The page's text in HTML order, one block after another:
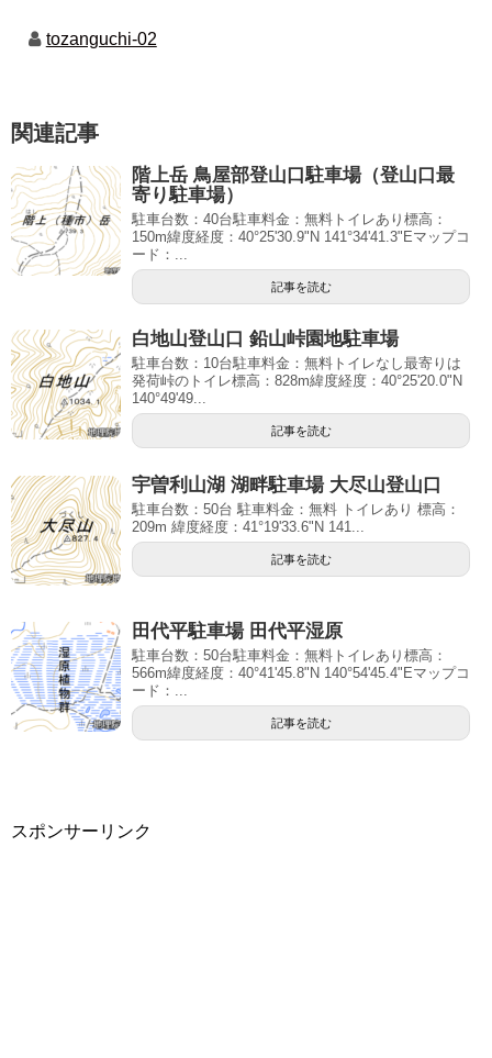
tozanguchi-02
関連記事
階上岳 鳥屋部登山口駐車場（登山口最
寄り駐車場）
駐車台数：40台駐車料金：無料トイレあり標高：
150m緯度経度：40°25'30.9"N 141°34'41.3"Eマップコ
ード：...
記事を読む
白地山登山口 鉛山峠園地駐車場
駐車台数：10台駐車料金：無料トイレなし最寄りは
発荷峠のトイレ標高：828m緯度経度：40°25'20.0"N
140°49'49...
記事を読む
宇曽利山湖 湖畔駐車場 大尽山登山口
駐車台数：50台 駐車料金：無料 トイレあり 標高：
209m 緯度経度：41°19'33.6"N 141...
記事を読む
田代平駐車場 田代平湿原
駐車台数：50台駐車料金：無料トイレあり標高：
566m緯度経度：40°41'45.8"N 140°54'45.4"Eマップコ
ード：...
記事を読む
スポンサーリンク